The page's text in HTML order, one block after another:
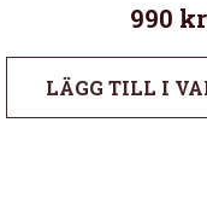
990 kr
LÄGG TILL I